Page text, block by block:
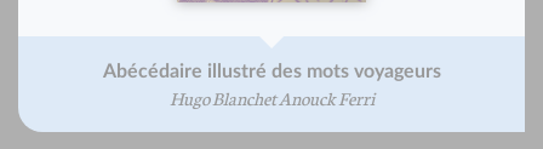
Abécédaire illustré des mots voyageurs
Hugo Blanchet Anouck Ferri